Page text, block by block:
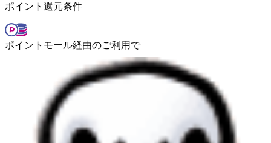
ポイント還元条件
ポイントモール経由のご利用で